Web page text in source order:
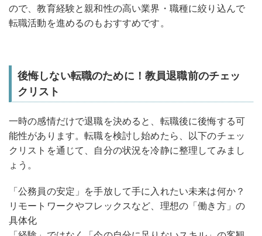
ので、教育経験と親和性の高い業界・職種に絞り込んで
転職活動を進めるのもおすすめです。
後悔しない転職のために！教員退職前のチェッ
クリスト
一時の感情だけで退職を決めると、転職後に後悔する可
能性があります。転職を検討し始めたら、以下のチェッ
クリストを通じて、自分の状況を冷静に整理してみまし
ょう。
「公務員の安定」を手放して手に入れたい未来は何か？
リモートワークやフレックスなど、理想の「働き方」の
具体化